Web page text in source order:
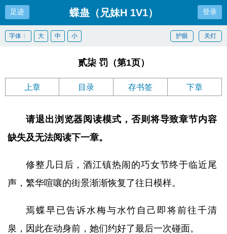
足迹 蝶蛊（兄妹H 1V1） 登录
关灯
护眼
字体： 大 中 小
贰柒 罚（第1页）
上章 目录 存书签 下章
请退出浏览器阅读模式，否则将导致章节内容
缺失及无法阅读下一章。
修整几日后，酒江镇热闹的巧女节终于临近尾
声，繁华喧嚷的街景渐渐恢复了往日模样。
焉蝶早已告诉水梅与水竹自己即将前往千清
泉，因此在动身前，她们约好了最后一次碰面。